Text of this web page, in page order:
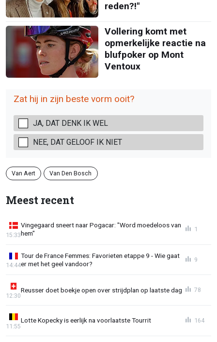
reden?!"
Vollering komt met
opmerkelijke reactie na
blufpoker op Mont
Ventoux
Zat hij in zijn beste vorm ooit?
JA, DAT DENK IK WEL
NEE, DAT GELOOF IK NIET
Van Aert Van Den Bosch
Meest recent
Vingegaard sneert naar Pogacar: "Word moedeloos van
hem"
15:33
1
Tour de France Femmes: Favorieten etappe 9 - Wie gaat
er met het geel vandoor?
14:44
9
Reusser doet boekje open over strijdplan op laatste dag
12:30
78
Lotte Kopecky is eerlijk na voorlaatste Tourrit
11:55
164